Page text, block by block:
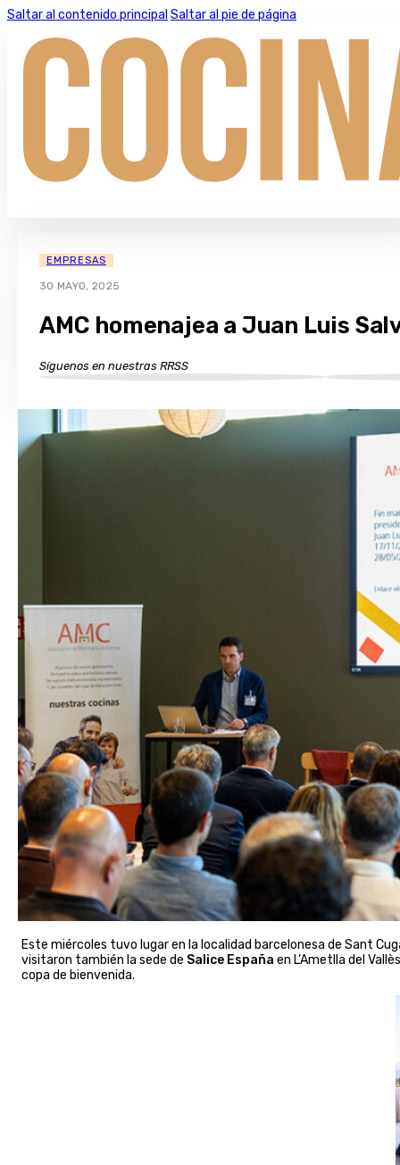
Saltar al contenido principal Saltar al pie de página
EMPRESAS
30 MAYO, 2025
AMC homenajea a Juan Luis
Síguenos en nuestras RRSS
Este miércoles tuvo lugar en la localidad barcelonesa de Sant
visitaron también la sede de Salice España en L’Ametlla del
copa de bienvenida.